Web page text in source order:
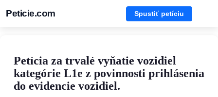
Peticie.com Spustiť petíciu
Petícia za trvalé vyňatie vozidiel
kategórie L1e z povinnosti prihlásenia
do evidencie vozidiel.